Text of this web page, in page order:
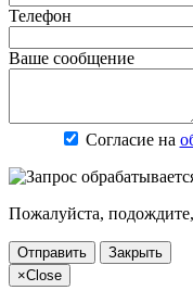
Телефон
Ваше сообщение
Согласие на
Пожалуйста,
Отправить
Закрыть
×Close